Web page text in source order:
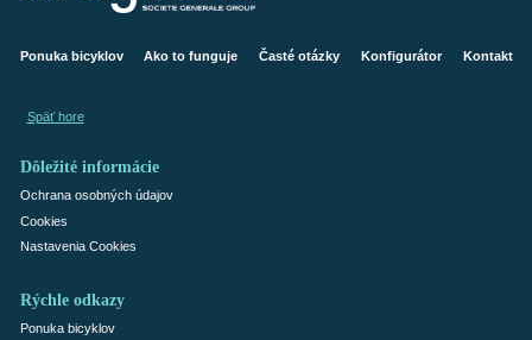
Ponuka bicyklov Ako to funguje Časté otázky Konfigurátor Kontakt
Späť hore
Dôležité informácie
Ochrana osobných údajov
Cookies
Nastavenia Cookies
Rýchle odkazy
Ponuka bicyklov